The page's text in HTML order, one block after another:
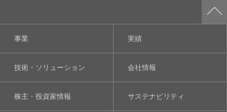
事業 実績
技術・ソリューション 会社情報
株主・投資家情報 サステナビリティ